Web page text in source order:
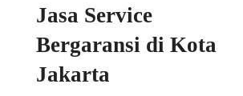
Jasa Service
Bergaransi di Kota
Jakarta